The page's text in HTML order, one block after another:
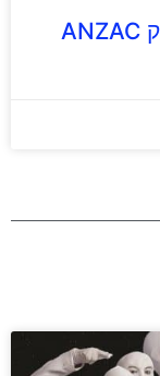
סיפורו של מתכון: עוגיות אנז"ק ANZAC